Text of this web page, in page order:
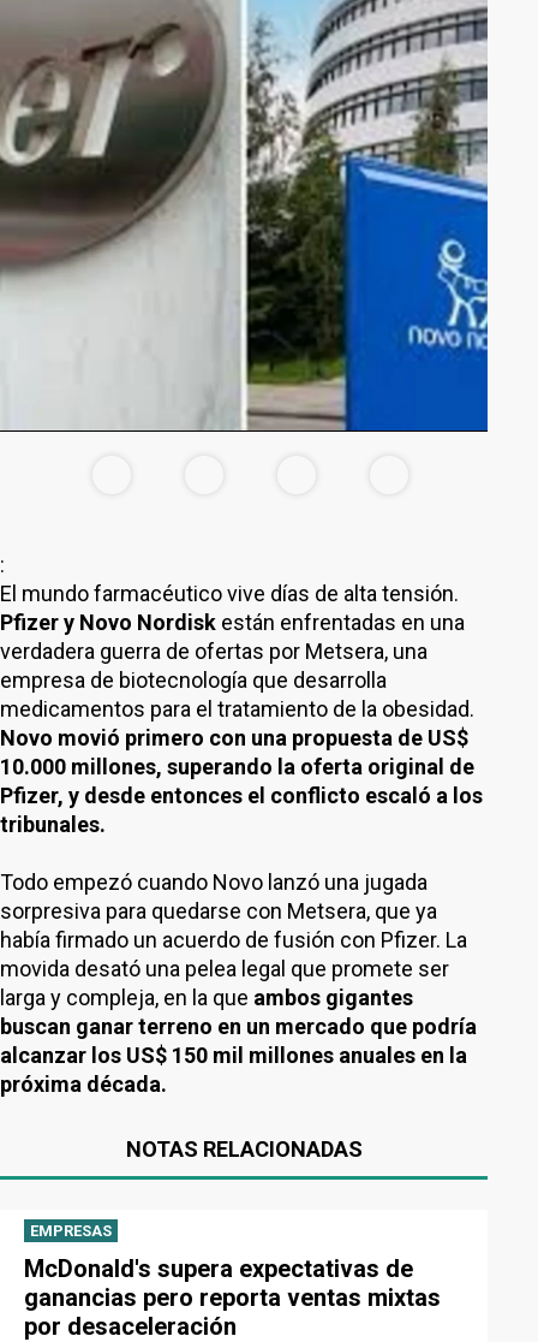
:
El mundo farmacéutico vive días de alta tensión.
Pfizer y Novo Nordisk están enfrentadas en una
verdadera guerra de ofertas por Metsera, una
empresa de biotecnología que desarrolla
medicamentos para el tratamiento de la obesidad.
Novo movió primero con una propuesta de US$
10.000 millones, superando la oferta original de
Pfizer, y desde entonces el conflicto escaló a los
tribunales.
Todo empezó cuando Novo lanzó una jugada
sorpresiva para quedarse con Metsera, que ya
había firmado un acuerdo de fusión con Pfizer. La
movida desató una pelea legal que promete ser
larga y compleja, en la que ambos gigantes
buscan ganar terreno en un mercado que podría
alcanzar los US$ 150 mil millones anuales en la
próxima década.
NOTAS RELACIONADAS
EMPRESAS
McDonald's supera expectativas de
ganancias pero reporta ventas mixtas
por desaceleración